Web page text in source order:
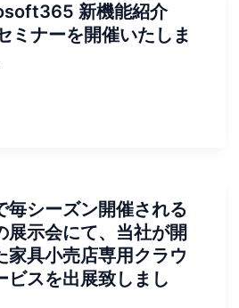
新機能紹介
ミナーを開催いたしま
毎シーズン開催される
展示会にて、当社が開
家具小売店専用クラウ
ビスを出展致しまし